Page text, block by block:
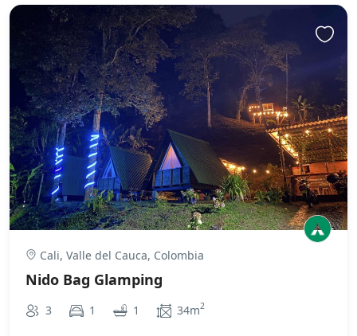
Cali, Valle del Cauca, Colombia
Nido Bag Glamping
3 1 1 34m2